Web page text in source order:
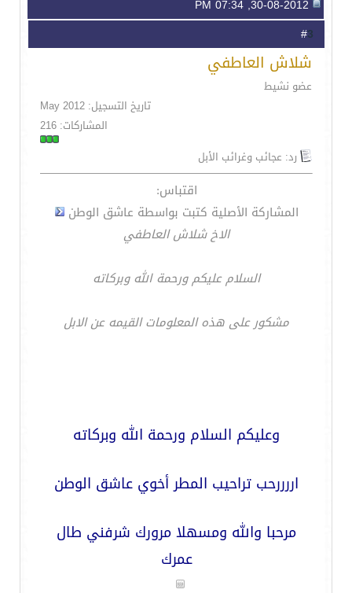
3
شلاش العاطفي
عضو نشيط
تاريخ التسجيل: May 2012
المشاركات: 216
رد: عجائب وغرائب الأبل
اقتباس:
المشاركة الأصلية كتبت بواسطة عاشق الوطن
الاخ شلاش العاطفي
السلام عليكم ورحمة الله وبركاته
مشكور على هذه المعلومات القيمه عن الابل
وعليكم السلام ورحمة الله وبركاته
اررررحب تراحيب المطر أخوي عاشق الوطن
مرحبا والله ومسهلا مرورك شرفني طال
عمرك